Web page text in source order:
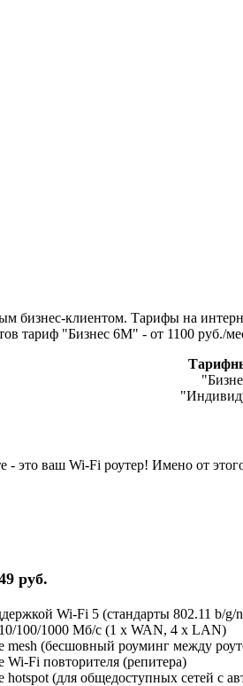
бизнес-клиентом. Тарифы на
тариф "Бизнес 6М" - от 1100 руб./
это ваш Wi-Fi роутер! Имено от
руб.
Wi-Fi 5 (стандарты 802.11 b/g/
100/1000 Мб/с (1 x WAN, 4 x LAN)
mesh (бесшовный роуминг между
Fi повторителя (репитера)
(для общедоступных сетей с